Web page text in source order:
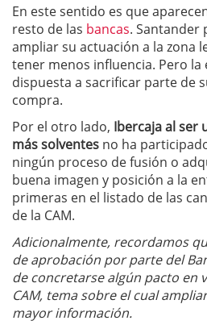
En este sentido es que
resto de las bancas. Santander
ampliar su actuación a la zona
tener menos influencia. Pero
dispuesta a sacrificar parte de
compra.
Por el otro lado, Ibercaja al ser
más solventes no ha
ningún proceso de fusión o
buena imagen y posición a la
primeras en el listado de las
de la CAM.
Adicionalmente, recordamos
de aprobación por parte del
de concretarse algún pacto en
CAM, tema sobre el cual
mayor información.